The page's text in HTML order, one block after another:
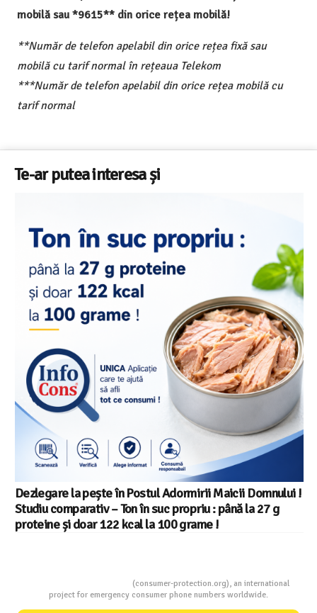
mobilă sau *9615** din orice rețea mobilă!
**Număr de telefon apelabil din orice rețea fixă sau
mobilă cu tarif normal în rețeaua Telekom
***Număr de telefon apelabil din orice rețea mobilă cu
tarif normal
Te-ar putea interesa și
Dezlegare la pește în Postul Adormirii Maicii Domnului !
Studiu comparativ – Ton în suc propriu : până la 27 g
proteine și doar 122 kcal la 100 grame !
(consumer-protection.org), an international
project for emergency consumer phone numbers worldwide.